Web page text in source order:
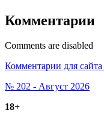
Комментарии
Comments are disabled
Комментарии для сайта
№ 202 - Август 2026
18+